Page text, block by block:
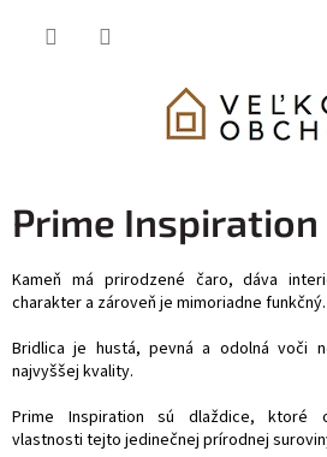
Prime Inspiration
Kameň má prirodzené čaro, dáva
charakter a zároveň je mimoriadne funkčný.
Bridlica je hustá, pevná a odolná voči
najvyššej kvality.
Prime Inspiration sú dlaždice, ktoré
vlastnosti tejto jedinečnej prírodnej